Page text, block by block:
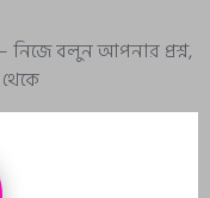
নিজে বলুন আপনার প্রশ্ন,